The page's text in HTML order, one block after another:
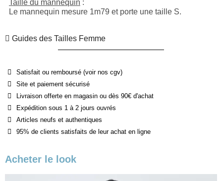
Taille du mannequin :
Le mannequin mesure 1m79 et porte une taille S.
Guides des Tailles Femme
Satisfait ou remboursé (voir nos cgv)
Site et paiement sécurisé
Livraison offerte en magasin ou dès 90€ d'achat
Expédition sous 1 à 2 jours ouvrés
Articles neufs et authentiques
95% de clients satisfaits de leur achat en ligne
Acheter le look